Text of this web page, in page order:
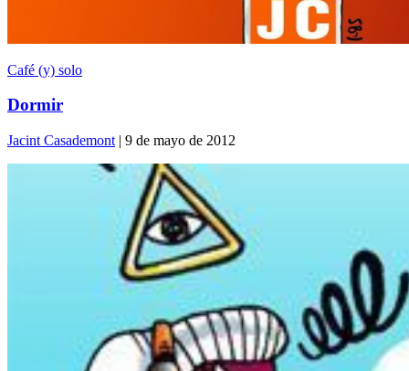
Café (y) solo
Dormir
Jacint Casademont | 9 de mayo de 2012